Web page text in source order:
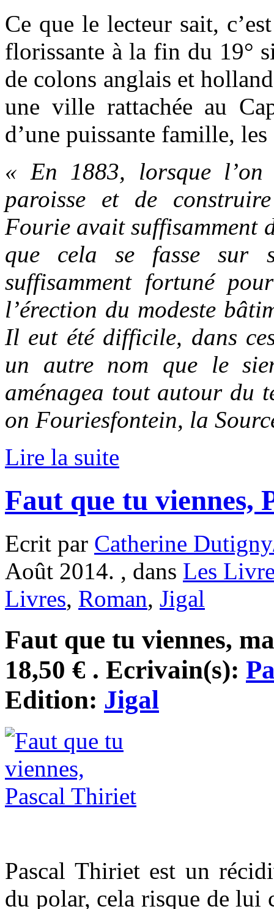
Ce que le lecteur sait,
florissante à la fin du 19°
de colons anglais et
une ville rattachée au
d’une puissante famille,
« En 1883, lorsque
paroisse et de
Fourie avait suffisamment
que cela se fasse sur
suffisamment fortuné
l’érection du modeste
Il eut été difficile, dans
un autre nom que le
aménagea tout autour du
on Fouriesfontein, la
Lire la suite
Faut que tu viennes,
Ecrit par Catherine
Août 2014. , dans Les
Livres, Roman, Jigal
Faut que tu viennes,
18,50 € . Ecrivain(s):
Edition: Jigal
Pascal Thiriet est un
du polar, cela risque de lui